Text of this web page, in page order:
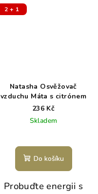
2 + 1
Natasha Osvěžovač
vzduchu Máta s citrónem
236 Kč
Skladem
Do košíku
Probuďte energii s